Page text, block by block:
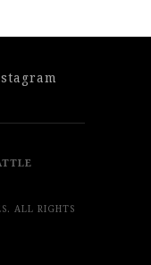
ALL RIGHTS